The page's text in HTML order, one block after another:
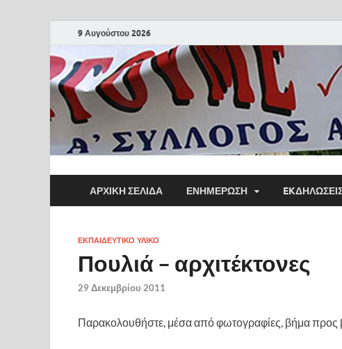
9 Αυγούστου 2026
ΑΡΧΙΚΗ ΣΕΛΙΔΑ ΕΝΗΜΕΡΩΣΗ
ΕΚΠΑΙΔΕΥΤΙΚΌ ΥΛΙΚΌ
Πουλιά – αρχιτέκτονες
29 Δεκεμβρίου 2011
Παρακολουθήστε, μέσα από φωτογραφίες, βήμα προς